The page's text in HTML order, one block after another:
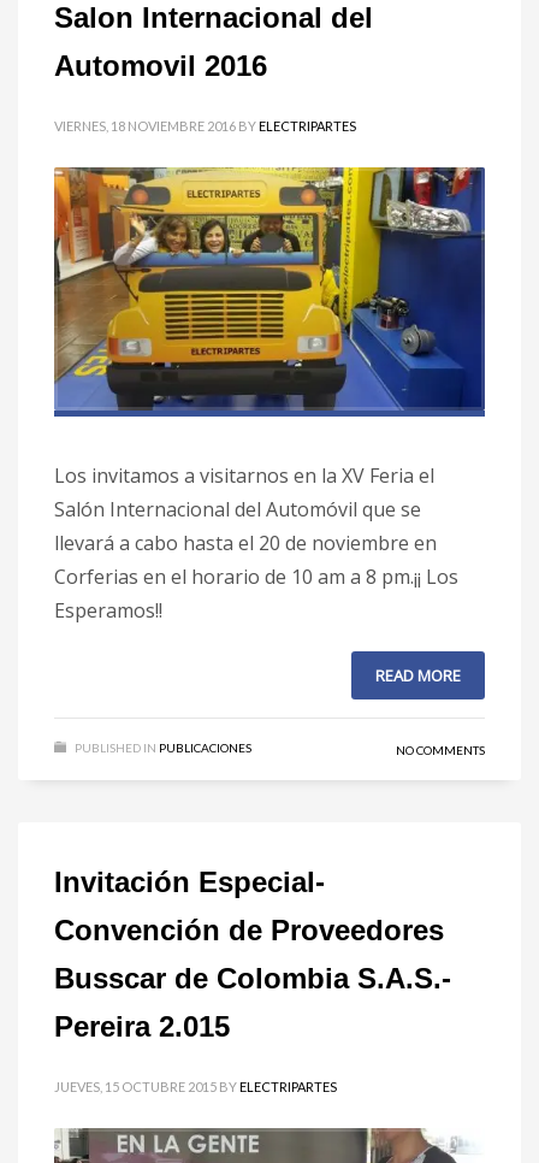
Salon Internacional del
Automovil 2016
VIERNES, 18 NOVIEMBRE 2016 BYELECTRIPARTES
Los invitamos a visitarnos en la XV Feria el
Salón Internacional del Automóvil que se
llevará a cabo hasta el 20 de noviembre en
Corferias en el horario de 10 am a 8 pm.¡¡ Los
Esperamos!!
READ MORE
PUBLISHED IN PUBLICACIONES NO COMMENTS
Invitación Especial-
Convención de Proveedores
Busscar de Colombia S.A.S.-
Pereira 2.015
JUEVES, 15 OCTUBRE 2015 BYELECTRIPARTES